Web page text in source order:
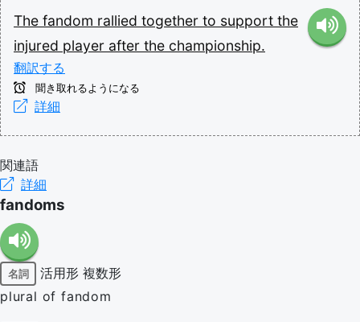
The fandom rallied together to support the
injured player after the championship.
翻訳する
聞き取れるようになる
詳細
関連語
詳細
fandoms
名詞 活用形 複数形
plural of fandom